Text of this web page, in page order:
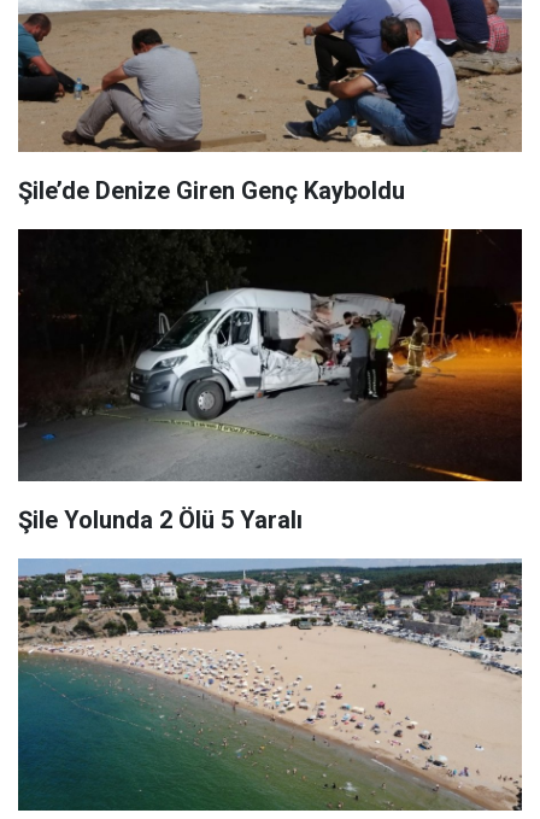
Şile’de Denize Giren Genç Kayboldu
Şile Yolunda 2 Ölü 5 Yaralı